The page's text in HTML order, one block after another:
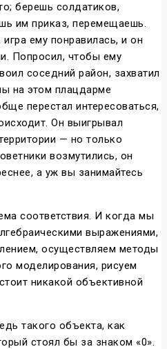
берешь солдатиков,
им приказ, перемещаешь.
ему понравилась, и он
Попросил, чтобы ему
соседний район, захватил
на этом плацдарме
перестал интересоваться,
Он выигрывал
— но только
возмутились, он
а уж вы занимайтесь
соответствия. И когда мы
выражениями,
осуществляем методы
моделирования, рисуем
никакой объективной
такого объекта, как
стоял бы за знаком «0».